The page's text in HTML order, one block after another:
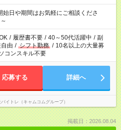
日や期間はお気軽にご相談くださ
/ 履歴書不要 / 40～50代活躍中 / 副
由 / シフト勤務 / 10名以上の大量募
コンスキル不要
応募する 詳細へ
イトレ（キャムコムグループ）
掲載日：2026.08.04